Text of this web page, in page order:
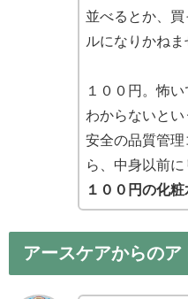
並べるとか、
ルになりかねま
１００円。怖
わからないとい
安全の品質管
ら、中身以前に
１００円の化
アースケアからのア